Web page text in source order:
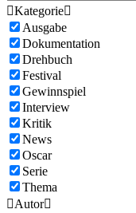
Kategorie
Ausgabe
Dokumentation
Drehbuch
Festival
Gewinnspiel
Interview
Kritik
News
Oscar
Serie
Thema
Autor